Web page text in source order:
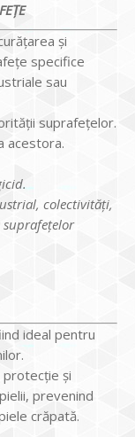
și
specifice
sau
suprafețelor.
acestora.
colectivități,
ideal pentru
și
prevenind
crăpată.